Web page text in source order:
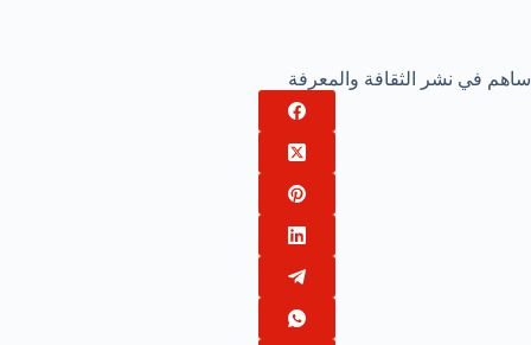
ساهم في نشر الثقافة والمعرفة